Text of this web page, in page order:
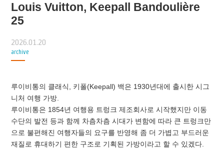
Louis Vuitton, Keepall Bandoulière
25
2026.01.20
archive
루이비통의 클래식, 키폴(Keepall) 백은 1930년대에 출시한 시그
니처 여행 가방.
루이비통은 1854년 여행용 트렁크 제조회사로 시작했지만 이동
수단의 발전 등과 함께 차츰차츰 시대가 변함에 따라 큰 트렁크만
으로 불편해진 여행자들의 요구를 반영해 좀 더 가볍고 부드러운
재질로 휴대하기 편한 구조로 기획된 가방이라고 할 수 있겠다.